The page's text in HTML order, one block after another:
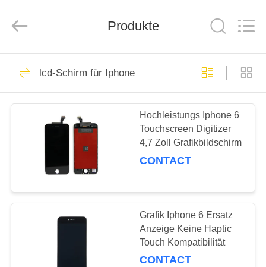
STARTSEITE
PRODUKTE
VIDEOS
ÜBER
UNS
Electronics
Li-Ionen-Batterie für
Mobiltelefone
Lithiumbatterie für
10
Produkte
lcd-Schirm für Iphone
Hochleistungs Iphone 6
Touchscreen Digitizer
4,7 Zoll Grafikbildschirm
CONTACT
Grafik Iphone 6 Ersatz
Anzeige Keine Haptic
Touch Kompatibilität
CONTACT